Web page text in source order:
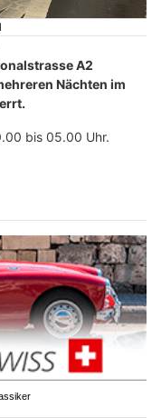
A2
Nächten im
bis 05.00 Uhr.